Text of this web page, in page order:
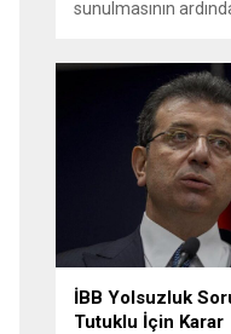
sunulmasının
maddelik bildiri,
gelişmelere dair
içermektedir.
süren oturumun
mücadele, bölgesel
İBB Yolsuzluk
Tutuklu İçin Karar